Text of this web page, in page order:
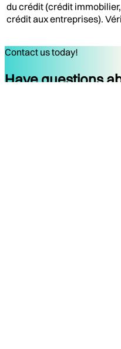
du crédit (crédit
crédit aux entreprises).
Contact us today!
Have questions